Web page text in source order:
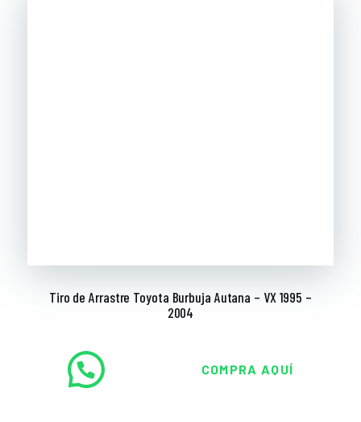
Tiro de Arrastre Toyota Burbuja Autana – VX 1995 –
2004
COMPRA AQUÍ